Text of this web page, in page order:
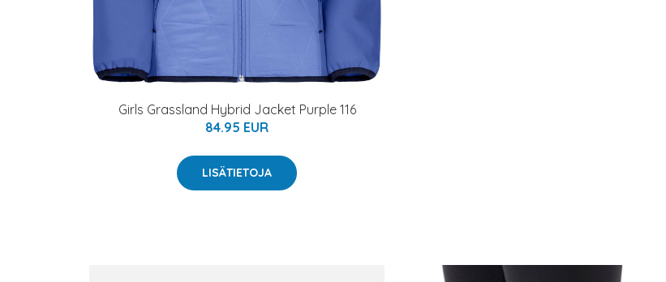
Girls Grassland Hybrid Jacket Purple 116
84.95 EUR
LISÄTIETOJA